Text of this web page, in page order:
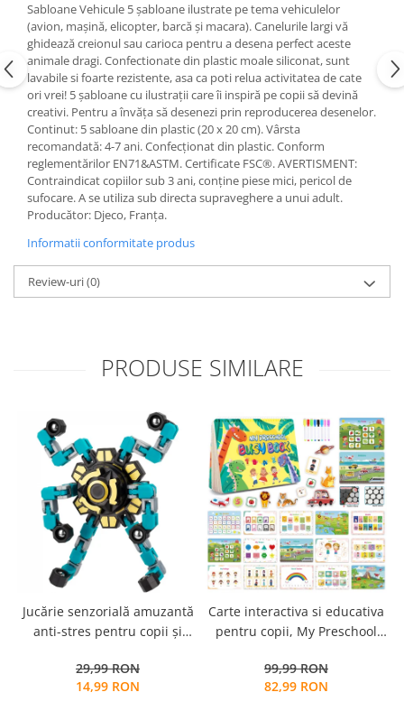
Sabloane Vehicule 5 șabloane ilustrate pe tema vehiculelor
(avion, mașină, elicopter, barcă și macara). Canelurile largi vă
ghidează creionul sau carioca pentru a desena perfect aceste
animale dragi. Confectionate din plastic moale siliconat, sunt
lavabile si foarte rezistente, asa ca poti relua activitatea de cate
ori vrei! 5 șabloane cu ilustrații care îi inspiră pe copii să devină
creativi. Pentru a învăța să desenezi prin reproducerea desenelor.
Continut: 5 sabloane din plastic (20 x 20 cm). Vârsta
recomandată: 4-7 ani. Confecționat din plastic. Conform
reglementărilor EN71&ASTM. Certificate FSC®. AVERTISMENT:
Contraindicat copiilor sub 3 ani, conține piese mici, pericol de
sufocare. A se utiliza sub directa supraveghere a unui adult.
Producător: Djeco, Franța.
Informatii conformitate produs
Review-uri(0)
PRODUSE SIMILARE
Jucărie senzorială amuzantă
anti-stres pentru copii și
transformabil,
29,99 RON
14,99 RON
Carte interactiva si educativa
pentru copii, My Preschool
activitati multiple, stickere
repozitionabile, Limba
99,99 RON
82,99 RON